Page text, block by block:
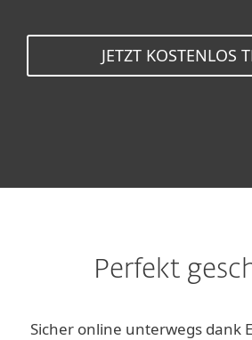
JETZT KOSTENLOS
Perfekt
Sicher online unterwegs dank